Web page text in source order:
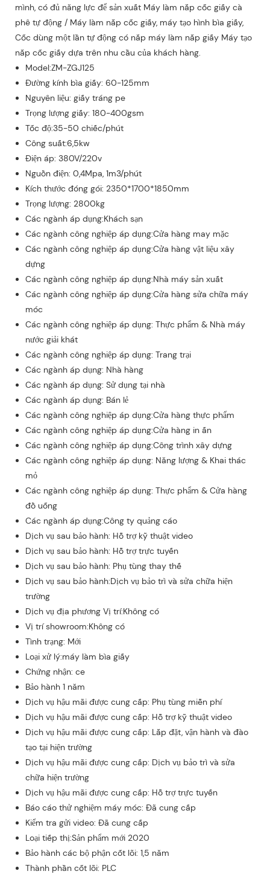
mình, có đủ năng lực để sản xuất Máy làm nắp cốc giấy cà
phê tự động / Máy làm nắp cốc giấy, máy tạo hình bìa giấy,
Cốc dùng một lần tự động có nắp máy làm nắp giấy Máy tạo
nắp cốc giấy dựa trên nhu cầu của khách hàng.
Model:ZM-ZGJ125
Đường kính bìa giấy: 60-125mm
Nguyên liệu: giấy tráng pe
Trọng lượng giấy: 180-400gsm
Tốc độ:35-50 chiếc/phút
Công suất:6,5kw
Điện áp: 380V/220v
Nguồn điện: 0,4Mpa, 1m3/phút
Kích thước đóng gói: 2350*1700*1850mm
Trọng lượng: 2800kg
Các ngành áp dụng:Khách sạn
Các ngành công nghiệp áp dụng:Cửa hàng may mặc
Các ngành công nghiệp áp dụng:Cửa hàng vật liệu xây
dựng
Các ngành công nghiệp áp dụng:Nhà máy sản xuất
Các ngành công nghiệp áp dụng:Cửa hàng sửa chữa máy
móc
Các ngành công nghiệp áp dụng: Thực phẩm & Nhà máy
nước giải khát
Các ngành công nghiệp áp dụng: Trang trại
Các ngành áp dụng: Nhà hàng
Các ngành áp dụng: Sử dụng tại nhà
Các ngành áp dụng: Bán lẻ
Các ngành công nghiệp áp dụng:Cửa hàng thực phẩm
Các ngành công nghiệp áp dụng:Cửa hàng in ấn
Các ngành công nghiệp áp dụng:Công trình xây dựng
Các ngành công nghiệp áp dụng: Năng lượng & Khai thác
mỏ
Các ngành công nghiệp áp dụng: Thực phẩm & Cửa hàng
đồ uống
Các ngành áp dụng:Công ty quảng cáo
Dịch vụ sau bảo hành: Hỗ trợ kỹ thuật video
Dịch vụ sau bảo hành: Hỗ trợ trực tuyến
Dịch vụ sau bảo hành: Phụ tùng thay thế
Dịch vụ sau bảo hành:Dịch vụ bảo trì và sửa chữa hiện
trường
Dịch vụ địa phương Vị trí:Không có
Vị trí showroom:Không có
Tình trạng: Mới
Loại xử lý:máy làm bìa giấy
Chứng nhận: ce
Bảo hành 1 năm
Dịch vụ hậu mãi được cung cấp: Phụ tùng miễn phí
Dịch vụ hậu mãi được cung cấp: Hỗ trợ kỹ thuật video
Dịch vụ hậu mãi được cung cấp: Lắp đặt, vận hành và đào
tạo tại hiện trường
Dịch vụ hậu mãi được cung cấp: Dịch vụ bảo trì và sửa
chữa hiện trường
Dịch vụ hậu mãi được cung cấp: Hỗ trợ trực tuyến
Báo cáo thử nghiệm máy móc: Đã cung cấp
Kiểm tra gửi video: Đã cung cấp
Loại tiếp thị:Sản phẩm mới 2020
Bảo hành các bộ phận cốt lõi: 1,5 năm
Thành phần cốt lõi: PLC